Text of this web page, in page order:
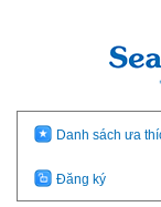
Danh sách ưa
Đăng ký